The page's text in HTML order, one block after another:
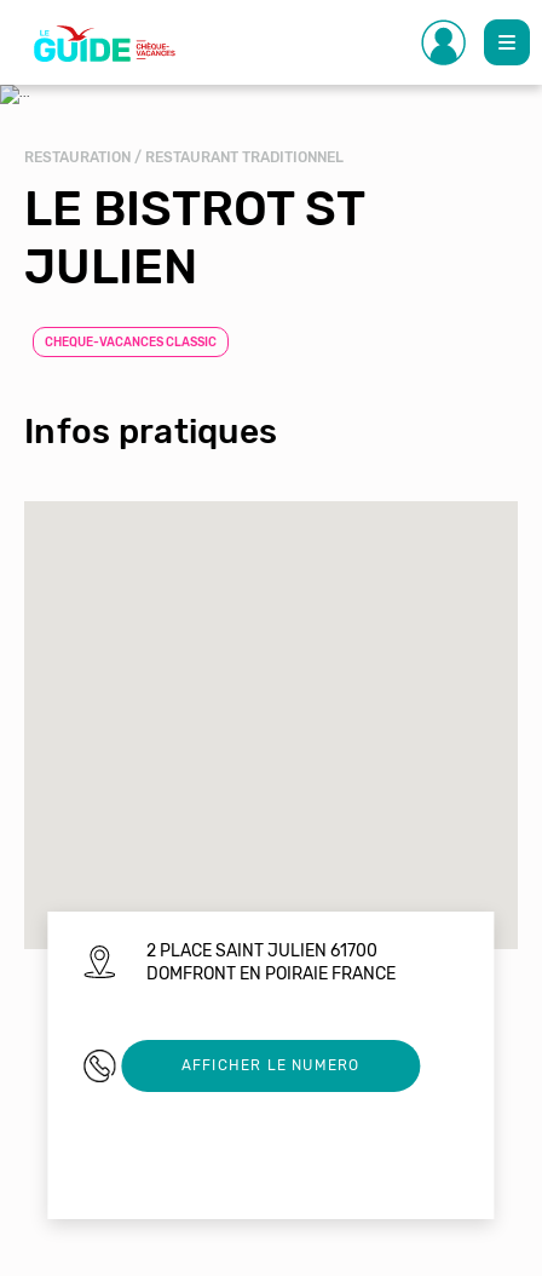
contenu
principal
RESTAURATION / RESTAURANT TRADITIONNEL
LE BISTROT ST
JULIEN
CHEQUE-VACANCES CLASSIC
Infos pratiques
2 PLACE SAINT JULIEN 61700
DOMFRONT EN POIRAIE FRANCE
0233371460
AFFICHER LE NUMERO